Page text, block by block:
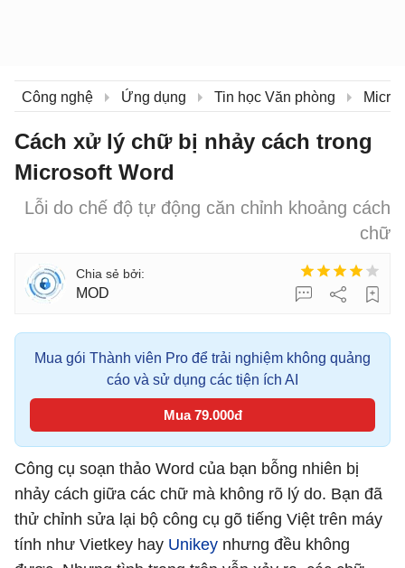
Công nghệ Ứng dụng Tin học Văn phòng
Cách xử lý chữ bị nhảy cách trong
Microsoft Word
Lỗi do chế độ tự động căn chỉnh khoảng cách
chữ
MOD
Mua gói Thành viên Pro để trải nghiệm không quảng
cáo và sử dụng các tiện ích AI
Mua 79.000đ
Công cụ soạn thảo Word của bạn bỗng nhiên bị
nhảy cách giữa các chữ mà không rõ lý do. Bạn đã
thử chỉnh sửa lại bộ công cụ gõ tiếng Việt trên máy
tính như Vietkey hay Unikey nhưng đều không